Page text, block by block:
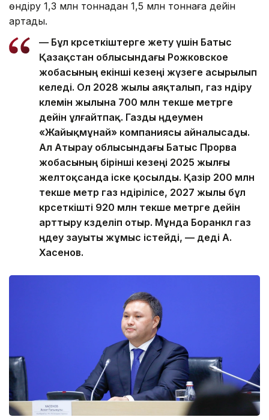
өндіру 1,3 млн тоннадан 1,5 млн тоннаға дейін
артады.
— Бұл көрсеткіштерге жету үшін Батыс
Қазақстан облысындағы Рожковское
жобасының екінші кезеңі жүзеге асырылып
келеді. Ол 2028 жылы аяқталып, газ өндіру
көлемін жылына 700 млн текше метрге
дейін ұлғайтпақ. Газды өңдеумен
«Жайықмұнай» компаниясы айналысады.
Ал Атырау облысындағы Батыс Прорва
жобасының бірінші кезеңі 2025 жылғы
желтоқсанда іске қосылды. Қазір 200 млн
текше метр газ өндірілісе, 2027 жылы бұл
көрсеткішті 920 млн текше метрге дейін
арттыру көзделіп отыр. Мұнда Боранкөл газ
өңдеу зауыты жұмыс істейді, — деді А.
Хасенов.